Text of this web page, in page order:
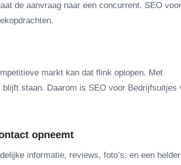
de aanvraag naar een concurrent. SEO voor
markt kan dat flink oplopen. Met
blijft staan. Daarom is SEO voor Bedrijfsuitjes
opneemt
informatie, reviews, foto’s, en een